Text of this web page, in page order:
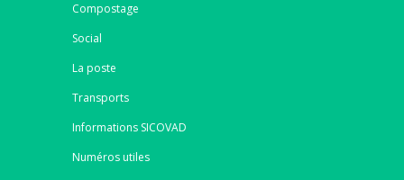
Compostage
Social
La poste
Transports
Informations SICOVAD
Numéros utiles